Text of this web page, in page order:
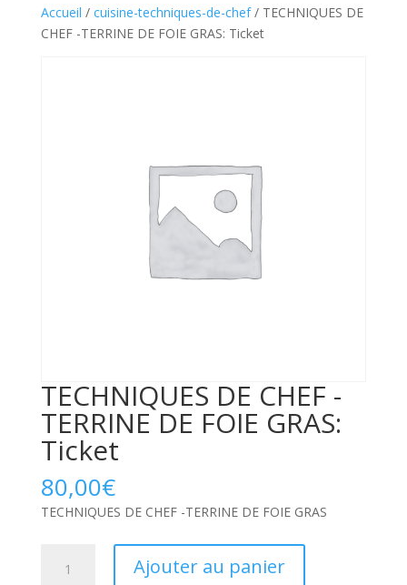
Accueil / cuisine-techniques-de-chef/ TECHNIQUES DE
CHEF -TERRINE DE FOIE GRAS: Ticket
TECHNIQUES DE CHEF -
TERRINE DE FOIE GRAS:
Ticket
80,00€
TECHNIQUES DE CHEF -TERRINE DE FOIE GRAS
Ajouter au panier